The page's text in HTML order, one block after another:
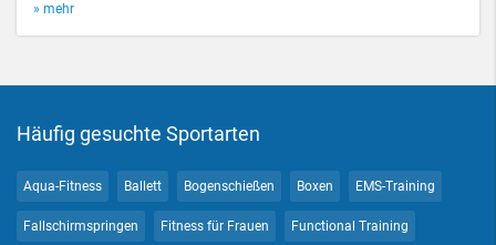
» mehr
Häufig gesuchte Sportarten
Aqua-Fitness Ballett Bogenschießen Boxen EMS-Training
Fallschirmspringen Fitness für Frauen Functional Training